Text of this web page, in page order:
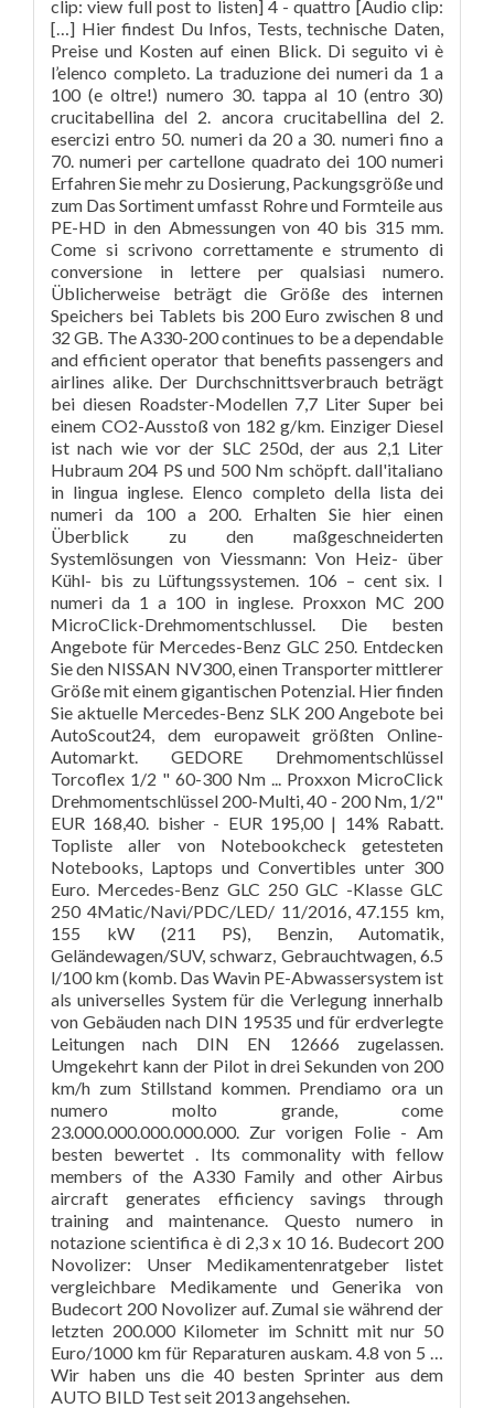
clip: view full post to listen] 4 - quattro [Audio clip:
[…] Hier findest Du Infos, Tests, technische Daten,
Preise und Kosten auf einen Blick. Di seguito vi è
l’elenco completo. La traduzione dei numeri da 1 a
100 (e oltre!) numero 30. tappa al 10 (entro 30)
crucitabellina del 2. ancora crucitabellina del 2.
esercizi entro 50. numeri da 20 a 30. numeri fino a
70. numeri per cartellone quadrato dei 100 numeri
Erfahren Sie mehr zu Dosierung, Packungsgröße und
zum Das Sortiment umfasst Rohre und Formteile aus
PE-HD in den Abmessungen von 40 bis 315 mm.
Come si scrivono correttamente e strumento di
conversione in lettere per qualsiasi numero.
Üblicherweise beträgt die Größe des internen
Speichers bei Tablets bis 200 Euro zwischen 8 und
32 GB. The A330-200 continues to be a dependable
and efficient operator that benefits passengers and
airlines alike. Der Durchschnittsverbrauch beträgt
bei diesen Roadster-Modellen 7,7 Liter Super bei
einem CO2-Ausstoß von 182 g/km. Einziger Diesel
ist nach wie vor der SLC 250d, der aus 2,1 Liter
Hubraum 204 PS und 500 Nm schöpft. dall'italiano
in lingua inglese. Elenco completo della lista dei
numeri da 100 a 200. Erhalten Sie hier einen
Überblick zu den maßgeschneiderten
Systemlösungen von Viessmann: Von Heiz- über
Kühl- bis zu Lüftungssystemen. 106 – cent six. I
numeri da 1 a 100 in inglese. Proxxon MC 200
MicroClick-Drehmomentschlussel. Die besten
Angebote für Mercedes-Benz GLC 250. Entdecken
Sie den NISSAN NV300, einen Transporter mittlerer
Größe mit einem gigantischen Potenzial. Hier finden
Sie aktuelle Mercedes-Benz SLK 200 Angebote bei
AutoScout24, dem europaweit größten Online-
Automarkt. GEDORE Drehmomentschlüssel
Torcoflex 1/2 " 60-300 Nm ... Proxxon MicroClick
Drehmomentschlüssel 200-Multi, 40 - 200 Nm, 1/2"
EUR 168,40. bisher - EUR 195,00 | 14% Rabatt.
Topliste aller von Notebookcheck getesteten
Notebooks, Laptops und Convertibles unter 300
Euro. Mercedes-Benz GLC 250 GLC -Klasse GLC
250 4Matic/Navi/PDC/LED/ 11/2016, 47.155 km,
155 kW (211 PS), Benzin, Automatik,
Geländewagen/SUV, schwarz, Gebrauchtwagen, 6.5
l/100 km (komb. Das Wavin PE-Abwassersystem ist
als universelles System für die Verlegung innerhalb
von Gebäuden nach DIN 19535 und für erdverlegte
Leitungen nach DIN EN 12666 zugelassen.
Umgekehrt kann der Pilot in drei Sekunden von 200
km/h zum Stillstand kommen. Prendiamo ora un
numero molto grande, come
23.000.000.000.000.000. Zur vorigen Folie - Am
besten bewertet . Its commonality with fellow
members of the A330 Family and other Airbus
aircraft generates efficiency savings through
training and maintenance. Questo numero in
notazione scientifica è di 2,3 x 10 16. Budecort 200
Novolizer: Unser Medikamentenratgeber listet
vergleichbare Medikamente und Generika von
Budecort 200 Novolizer auf. Zumal sie während der
letzten 200.000 Kilometer im Schnitt mit nur 50
Euro/1000 km für Reparaturen auskam. 4.8 von 5 …
Wir haben uns die 40 besten Sprinter aus dem
AUTO BILD Test seit 2013 angehsehen.